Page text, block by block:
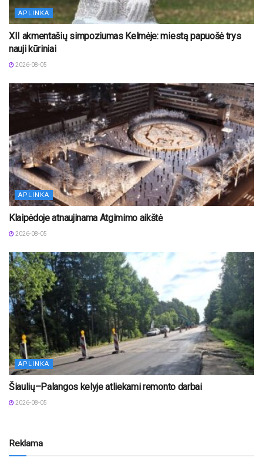
APLINKA
XII akmentašių simpoziumas Kelmėje: miestą papuošė trys
nauji kūriniai
2026-08-05
APLINKA
Klaipėdoje atnaujinama Atgimimo aikštė
2026-08-05
APLINKA
Šiaulių–Palangos kelyje atliekami remonto darbai
2026-08-05
Reklama